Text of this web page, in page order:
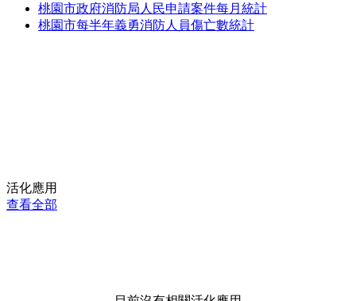
桃園市政府消防局人民申請案件每月統計
桃園市每半年義勇消防人員傷亡數統計
活化應用
查看全部